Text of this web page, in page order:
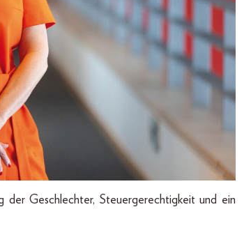
Geschlechter, Steuergerechtigkeit und ein